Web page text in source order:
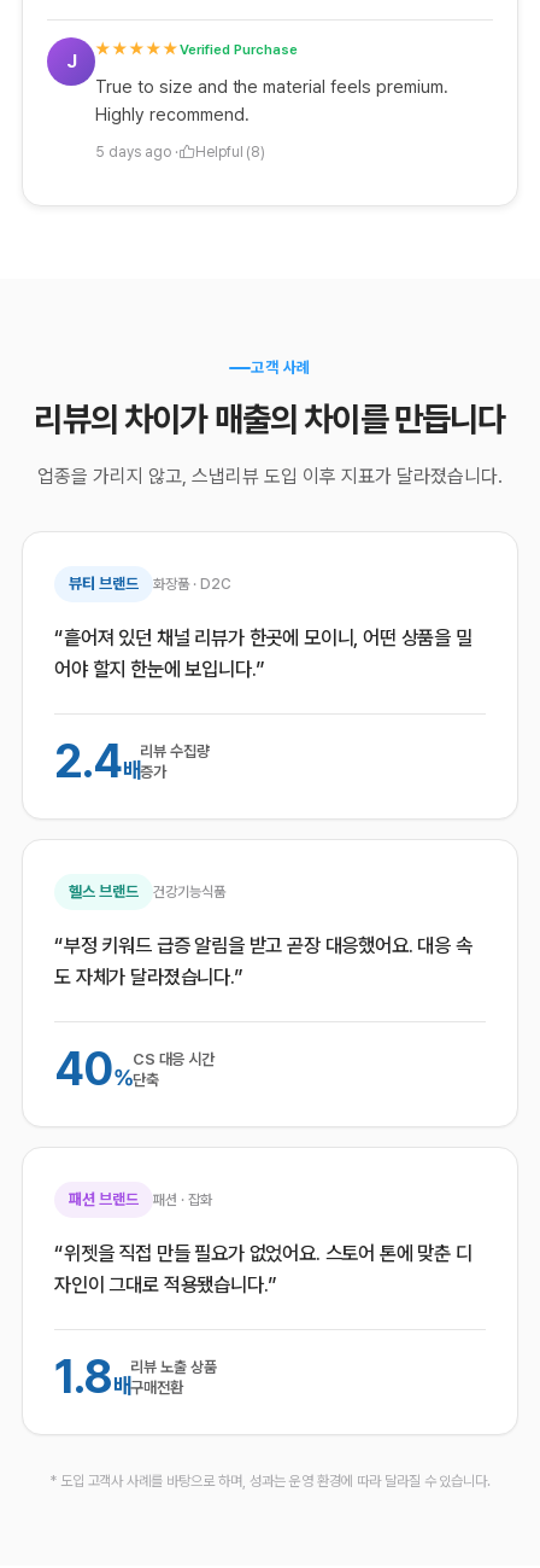
J
★★★★★Verified Purchase
True to size and the material feels premium.
Highly recommend.
5 days ago · Helpful (8)
고객 사례
리뷰의 차이가매출의 차이 를 만듭니다
업종을 가리지 않고, 스냅리뷰 도입 이후 지표가 달라졌습니다.
뷰티 브랜드 화장품 · D2C
“흩어져 있던 채널 리뷰가 한곳에 모이니, 어떤 상품을 밀
어야 할지 한눈에 보입니다.”
2.4배
리뷰 수집량
증가
헬스 브랜드 건강기능식품
“부정 키워드 급증 알림을 받고 곧장 대응했어요. 대응 속
도 자체가 달라졌습니다.”
40%
CS 대응 시간
단축
패션 브랜드 패션 · 잡화
“위젯을 직접 만들 필요가 없었어요. 스토어 톤에 맞춘 디
자인이 그대로 적용됐습니다.”
1.8배
리뷰 노출 상품
구매전환
* 도입 고객사 사례를 바탕으로 하며, 성과는 운영 환경에 따라 달라질 수 있습니다.